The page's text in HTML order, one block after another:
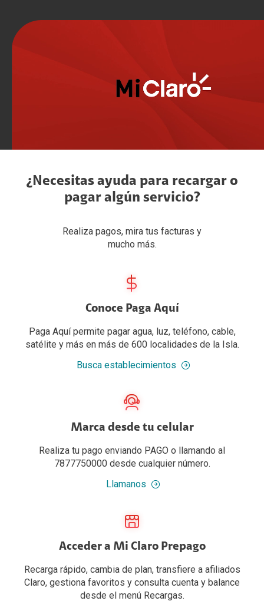
¿Necesitas ayuda para recargar o
pagar algún servicio?
Realiza pagos, mira tus facturas y
mucho más.
Conoce Paga Aquí
Paga Aquí permite pagar agua, luz, teléfono, cable,
satélite y más en más de 600 localidades de la Isla.
Busca establecimientos
Marca desde tu celular
Realiza tu pago enviando PAGO o llamando al
7877750000 desde cualquier número.
Llamanos
Acceder a Mi Claro Prepago
Recarga rápido, cambia de plan, transfiere a afiliados
Claro, gestiona favoritos y consulta cuenta y balance
desde el menú Recargas.